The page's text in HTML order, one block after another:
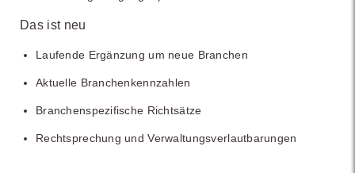
Das ist neu
Laufende Ergänzung um neue Branchen
Aktuelle Branchenkennzahlen
Branchenspezifische Richtsätze
Rechtsprechung und Verwaltungsverlautbarungen